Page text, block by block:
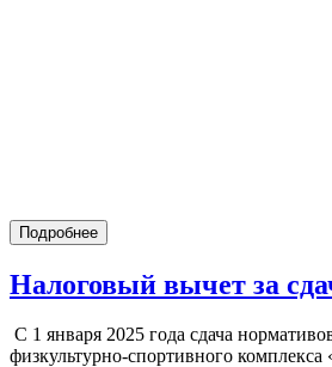
Подробнее
Налоговый вычет за
С 1 января 2025 года сдача
физкультурно-спортивного комплекса